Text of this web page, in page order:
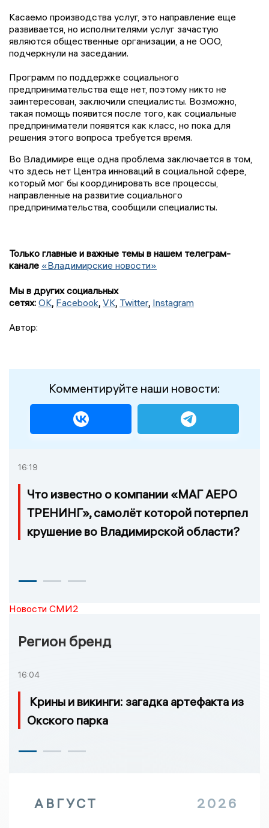
Касаемо производства услуг, это направление еще
развивается, но исполнителями услуг зачастую
являются общественные организации, а не ООО,
подчеркнули на заседании.
Программ по поддержке социального
предпринимательства еще нет, поэтому никто не
заинтересован, заключили специалисты. Возможно,
такая помощь появится после того, как социальные
предприниматели появятся как класс, но пока для
решения этого вопроса требуется время.
Во Владимире еще одна проблема заключается в том,
что здесь нет Центра инноваций в социальной сфере,
который мог бы координировать все процессы,
направленные на развитие социального
предпринимательства, сообщили специалисты.
Только главные и важные темы в нашем телеграм-
канале «Владимирские новости»
Мы в других социальных
сетях: OK, Facebook, VK, Twitter, Instagram
Автор:
Комментируйте наши новости:
16:19
Что известно о компании «МАГ АЕРО
ТРЕНИНГ», самолёт которой потерпел
крушение во Владимирской области?
Новости СМИ2
Регион бренд
16:04
Крины и викинги: загадка артефакта из
Окского парка
АВГУСТ 2026